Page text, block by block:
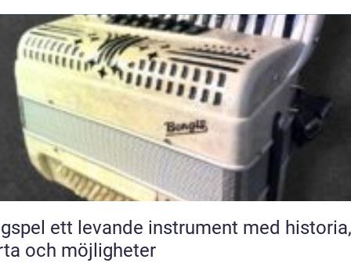
med historia,
och möjligheter